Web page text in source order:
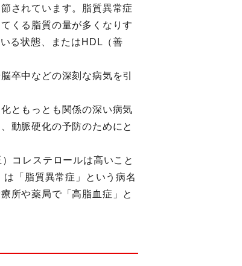
されています。脂質異常症
くる脂質の量が多くなりす
る状態、またはHDL（善
卒中などの深刻な病気を引
ともっとも関係の深い病気
動脈硬化の予防のためにと
コレステロールは高いこと
「脂質異常症」という病名
所や薬局で「高脂血症」と